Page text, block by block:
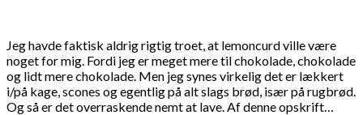
Jeg havde faktisk aldrig rigtig troet, at lemoncurd ville være
noget for mig. Fordi jeg er meget mere til chokolade, chokolade
og lidt mere chokolade. Men jeg synes virkelig det er lækkert
i/på kage, scones og egentlig på alt slags brød, især på rugbrød.
Og så er det overraskende nemt at lave. Af denne opskrift…